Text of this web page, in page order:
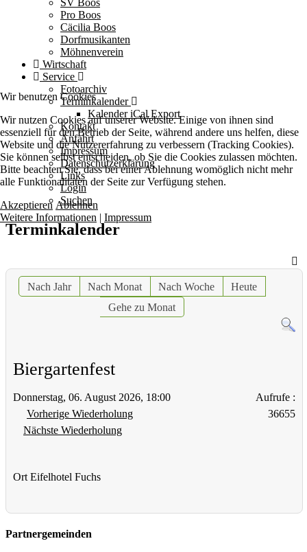
SV Boos
Pro Boos
Cäcilia Boos
Dorfmusikanten
Möhnenverein
Wirtschaft
Service
Fotoarchiv
Terminkalender
Kalender iCal Export
Kontakt
Anfahrt
Impressum
Datenschutzerklärung
Links
Login
Suchen
Terminkalender
Nach Jahr Nach Monat Nach Woche
Heute
Gehe zu Monat
Biergartenfest
Donnerstag, 06. August 2026, 18:00
Vorherige Wiederholung
Nächste Wiederholung
Aufrufe:
36655
Ort Eifelhotel Fuchs
Partnergemeinden
Wir benutzen Cookies
Wir nutzen Cookies auf unserer Website. Einige von ihnen sind
essenziell für den Betrieb der Seite, während andere uns helfen, diese
Website und die Nutzererfahrung zu verbessern (Tracking Cookies).
Sie können selbst entscheiden, ob Sie die Cookies zulassen möchten.
Bitte beachten Sie, dass bei einer Ablehnung womöglich nicht mehr
alle Funktionalitäten der Seite zur Verfügung stehen.
Akzeptieren Ablehnen
Weitere Informationen | Impressum